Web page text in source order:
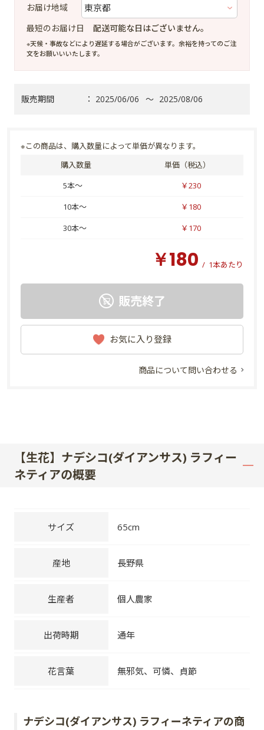
お届け地域
最短のお届け日
配送可能な日はございません。
※天候・事故などにより遅延する場合がございます。余裕を持ってのご注
文をお願いいいたします。
販売期間 ： 2025/06/06 ～ 2025/08/06
※この商品は、購入数量によって単価が異なります。
購入数量
単価（税込）
5本～
￥230
10本～
￥180
30本～
￥170
￥180 / 1本あたり
販売終了
お気に入り登録
商品について問い合わせる
【生花】ナデシコ(ダイアンサス) ラフィー
ネティアの概要
サイズ 65cm
産地 長野県
生産者 個人農家
出荷時期 通年
花言葉 無邪気、可憐、貞節
ナデシコ(ダイアンサス) ラフィーネティアの商